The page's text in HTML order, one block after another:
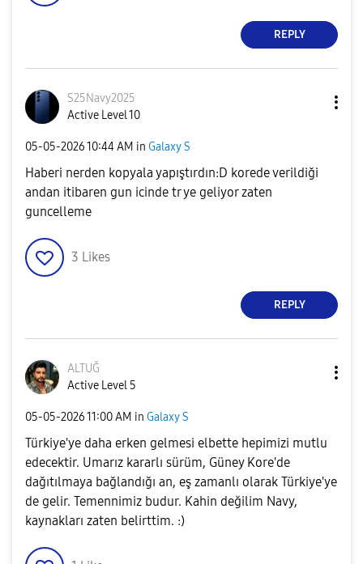
REPLY
S25Navy2025
Active Level 10
‎05-05-202610:44 AM in Galaxy S
Haberi nerden kopyala yapıştırdın:D korede verildiği
andan itibaren gun icinde tr ye geliyor zaten
guncelleme
3 Likes
REPLY
ALTUĞ
Active Level 5
‎05-05-202611:00 AM in Galaxy S
Türkiye'ye daha erken gelmesi elbette hepimizi mutlu
edecektir. Umarız kararlı sürüm, Güney Kore'de
dağıtılmaya bağlandığı an, eş zamanlı olarak Türkiye'ye
de gelir. Temennimiz budur. Kahin değilim Navy,
kaynakları zaten belirttim. :)